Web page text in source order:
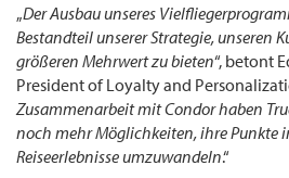
„Der Ausbau unseres
Bestandteil unserer Strategie, unseren
größeren Mehrwert zu bieten“, betont
President of Loyalty and
Zusammenarbeit mit Condor haben
noch mehr Möglichkeiten, ihre Punkte
Reiseerlebnisse umzuwandeln.“